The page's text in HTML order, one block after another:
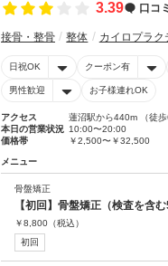
3.39 口コミ
接骨・整骨 整体 カイロプラク
日祝OK クーポン有
男性歓迎 お子様連れOK
アクセス
蓮沼駅から440m （徒歩
本日の営業状況 10:00〜20:00
価格帯
￥2,500〜￥32,500
メニュー
骨盤矯正
【初回】骨盤矯正（検査を含
￥8,800 （税込）
初回